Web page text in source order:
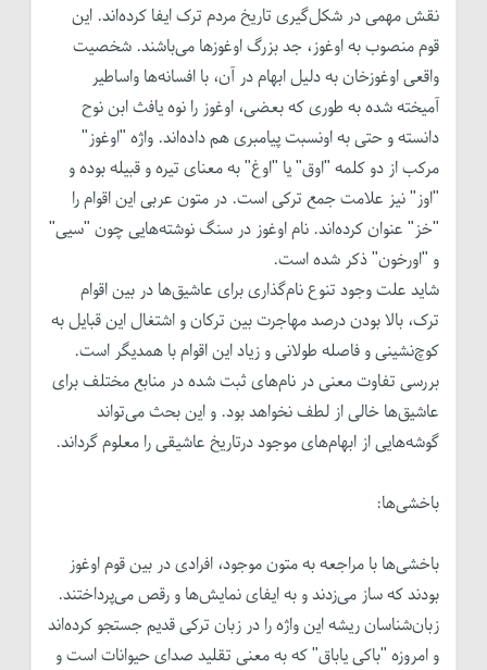
نقش مهمی در شکل‌گیری تاریخ مردم ترک ایفا کرده‌اند. این
قوم منصوب به اوغوز، جد بزرگ اوغوزها می‌باشند. شخصیت
واقعی اوغوزخان به دلیل ابهام در آن، با افسانه‌ها واساطیر
آمیخته شده به طوری که بعضی، اوغوز را نوه یافث ابن نوح
دانسته و حتی به اونسبت پیامبری هم داده‌‌اند. واژه "اوغوز"
مرکب از دو کلمه "اوق" یا "اوغ" به معنای تیره و قبیله بوده و
"اوز" نیز علامت جمع ترکی است. در متون عربی این اقوام را
"خز" عنوان کرده‌اند. نام اوغوز در سنگ نوشته‌هایی چون "سیی"
و "اورخون" ذکر شده است.
شاید علت وجود تنوع نام‌گذاری برای عاشیق‌ها در بین اقوام
ترک، بالا بودن درصد مهاجرت بین ترکان و اشتغال این قبایل به
کوچ‌نشینی و فاصله طولانی و زیاد این اقوام با همدیگر است.
بررسی تفاوت معنی در نام‌های ثبت شده در منابع مختلف برای
عاشیق‌ها خالی از لطف نخواهد بود. و این بحث می‌تواند
گوشه‌هایی از ابهام‌های موجود درتاریخ عاشیقی را معلوم گرداند.
باخشی‌ها:
باخشی‌ها با مراجعه به متون موجود، افرادی در بین قوم اوغوز
بودند که ساز می‌زدند و به ایفای نمایش‌ها و رقص می‌پرداختند.
زبان‌شناسان ریشه این واژه را در زبان ترکی قدیم جستجو کرده‌اند
و امروزه "باکی یاباق" که به معنی تقلید صدای حیوانات است و